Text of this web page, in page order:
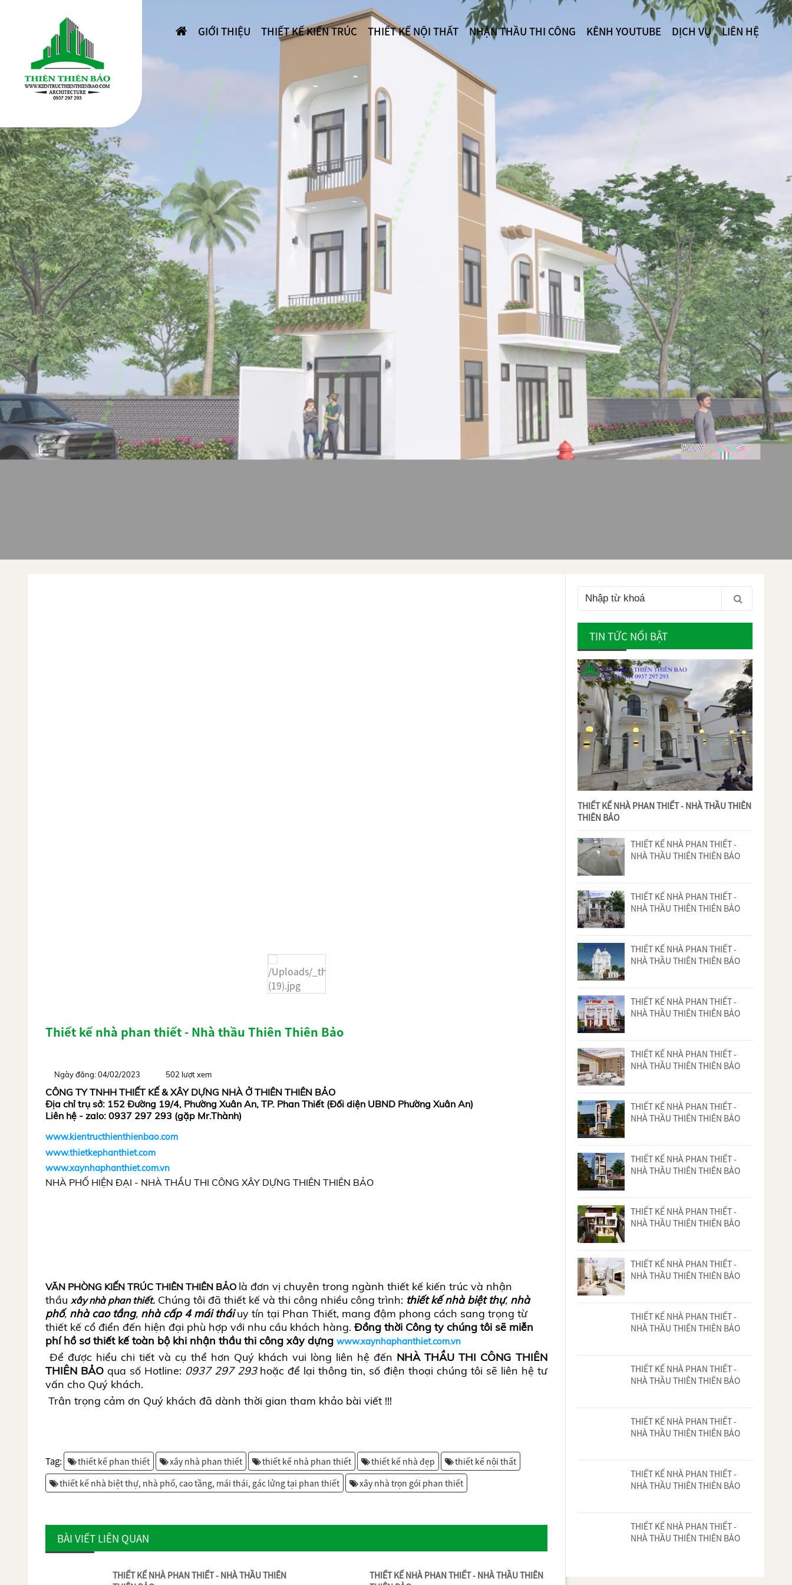
GIỚI THIỆU THIẾT KẾ KIẾN TRÚC THIẾT KẾ NỘI THẤT NHẬN THẦU THI CÔNG KÊNH YOUTUBE DỊCH VỤ LIÊN HỆ
Thiết kế nhà phan thiết - Nhà thầu Thiên Thiên Bảo
Ngày đăng: 04/02/2023 502 lượt xem
CÔNG TY TNHH THIẾT KẾ & XÂY DỰNG NHÀ Ở THIÊN THIÊN BẢO
Địa chỉ trụ sở: 152 Đường 19/4, Phường Xuân An, TP. Phan Thiết (Đối diện UBND Phường Xuân An)
Liên hệ - zalo: 0937 297 293 (gặp Mr.Thành)
www.kientructhienthienbao.com
www.thietkephanthiet.com
www.xaynhaphanthiet.com.vn
NHÀ PHỐ HIỆN ĐẠI - NHÀ THẦU THI CÔNG XÂY DỰNG THIÊN THIÊN BẢO
TIN TỨC NỔI BẬT
THIẾT KẾ NHÀ PHAN THIẾT - NHÀ THẦU THIÊN
THIÊN BẢO
THIẾT KẾ NHÀ PHAN THIẾT -
NHÀ THẦU THIÊN THIÊN BẢO
THIẾT KẾ NHÀ PHAN THIẾT -
NHÀ THẦU THIÊN THIÊN BẢO
THIẾT KẾ NHÀ PHAN THIẾT -
NHÀ THẦU THIÊN THIÊN BẢO
THIẾT KẾ NHÀ PHAN THIẾT -
NHÀ THẦU THIÊN THIÊN BẢO
THIẾT KẾ NHÀ PHAN THIẾT -
NHÀ THẦU THIÊN THIÊN BẢO
THIẾT KẾ NHÀ PHAN THIẾT -
NHÀ THẦU THIÊN THIÊN BẢO
THIẾT KẾ NHÀ PHAN THIẾT -
NHÀ THẦU THIÊN THIÊN BẢO
THIẾT KẾ NHÀ PHAN THIẾT -
NHÀ THẦU THIÊN THIÊN BẢO
THIẾT KẾ NHÀ PHAN THIẾT -
NHÀ THẦU THIÊN THIÊN BẢO
THIẾT KẾ NHÀ PHAN THIẾT -
NHÀ THẦU THIÊN THIÊN BẢO
THIẾT KẾ NHÀ PHAN THIẾT -
NHÀ THẦU THIÊN THIÊN BẢO
THIẾT KẾ NHÀ PHAN THIẾT -
NHÀ THẦU THIÊN THIÊN BẢO
THIẾT KẾ NHÀ PHAN THIẾT -
NHÀ THẦU THIÊN THIÊN BẢO
THIẾT KẾ NHÀ PHAN THIẾT -
NHÀ THẦU THIÊN THIÊN BẢO